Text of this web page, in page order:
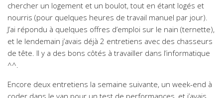
chercher un logement et un boulot, tout en étant logés et
nourris (pour quelques heures de travail manuel par jour).
J’ai répondu à quelques offres d’emploi sur le nain (ternette),
et le lendemain j’avais déjà 2 entretiens avec des chasseurs
de tête. Il y a des bons côtés à travailler dans l’informatique
^^.
Encore deux entretiens la semaine suivante, un week-end à
coder dans le van pour un test de performances, et j’avais